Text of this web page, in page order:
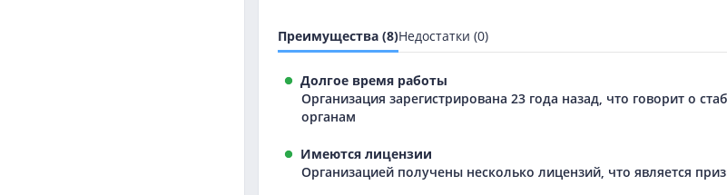
Преимущества (8)Недостатки (0)
Долгое время работы
Организация зарегистрирована 23 года назад, что говорит о
органам
Имеются лицензии
Организацией получены несколько лицензий, что является